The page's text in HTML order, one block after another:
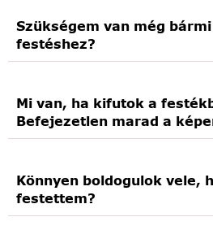
Szükségem van még
festéshez?
Mi van, ha kifutok a
Befejezetlen marad a
Könnyen boldogulok vele,
festettem?